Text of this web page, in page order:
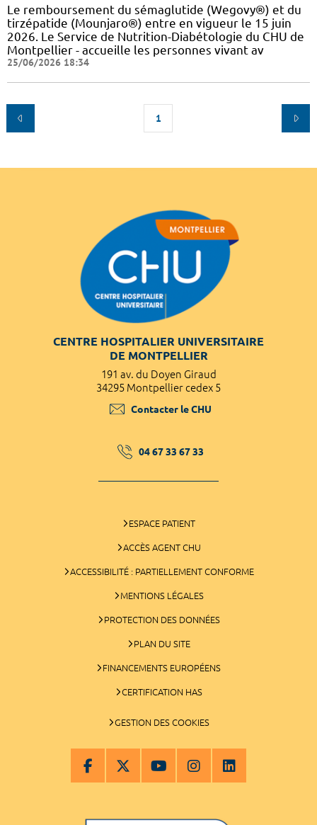
Le remboursement du sémaglutide (Wegovy®) et du
tirzépatide (Mounjaro®) entre en vigueur le 15 juin
2026. Le Service de Nutrition-Diabétologie du CHU de
Montpellier - accueille les personnes vivant av
25/06/2026 18:34
1
CENTRE HOSPITALIER UNIVERSITAIRE
DE MONTPELLIER
191 av. du Doyen Giraud
34295 Montpellier cedex 5
Contacter le CHU
04 67 33 67 33
ESPACE PATIENT
ACCÈS AGENT CHU
ACCESSIBILITÉ : PARTIELLEMENT CONFORME
MENTIONS LÉGALES
PROTECTION DES DONNÉES
PLAN DU SITE
FINANCEMENTS EUROPÉENS
CERTIFICATION HAS
GESTION DES COOKIES